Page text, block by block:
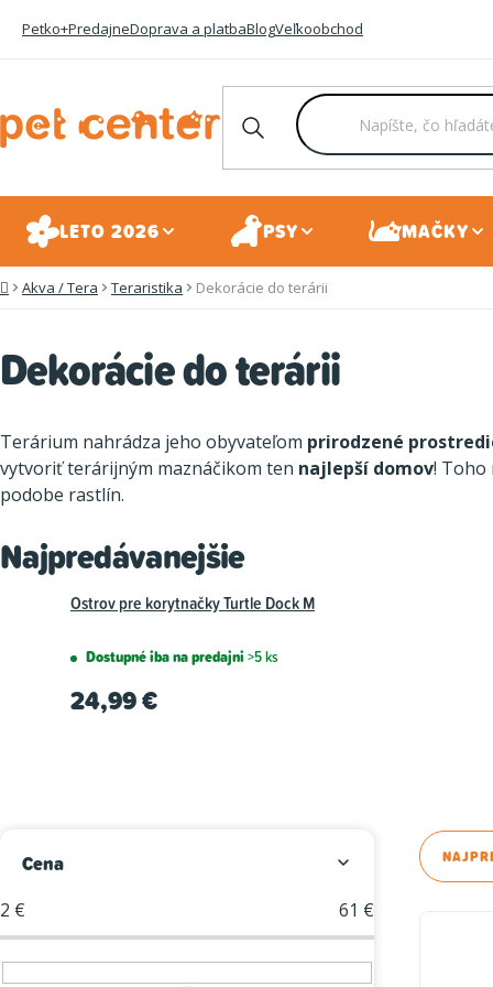
Petko+PredajneDoprava a platbaBlogVeľkoobchod
LETO 2026 PSY MAČKY
DomovAkva / Tera Teraristika Dekorácie do terárii
Dekorácie do terárii
Terárium nahrádza jeho obyvateľom prirodzené
vytvoriť terárijným maznáčikom ten najlepší domov! Toho
podobe rastlín.
Najpredávanejšie
Ostrov pre korytnačky Turtle Dock M
Dostupné iba na predajni >5 ks
24,99 €
o
č
n
Cena
2 € 61 €
R
a